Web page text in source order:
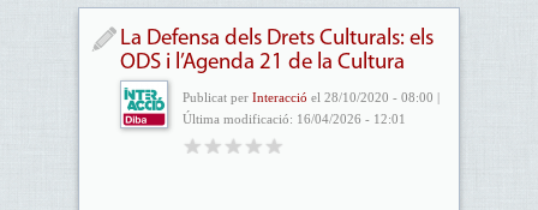
La Defensa dels Drets Culturals: els
ODS i l’Agenda 21 de la Cultura
Publicat per Interacció el 28/10/2020 - 08:00 |
Última modificació: 16/04/2026 - 12:01